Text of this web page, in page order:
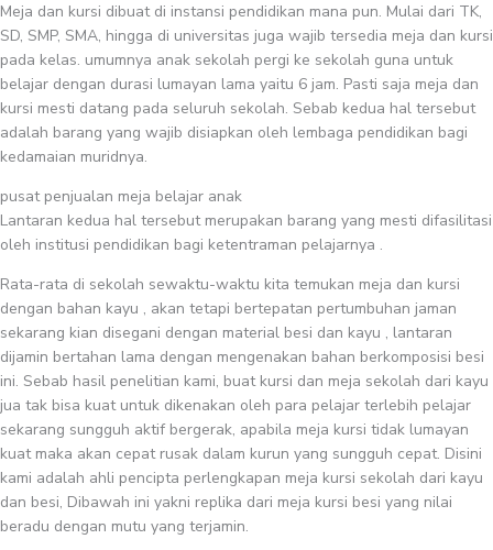
Meja dan kursi dibuat di instansi pendidikan mana pun. Mulai dari TK,
SD, SMP, SMA, hingga di universitas juga wajib tersedia meja dan kursi
pada kelas. umumnya anak sekolah pergi ke sekolah guna untuk
belajar dengan durasi lumayan lama yaitu 6 jam. Pasti saja meja dan
kursi mesti datang pada seluruh sekolah. Sebab kedua hal tersebut
adalah barang yang wajib disiapkan oleh lembaga pendidikan bagi
kedamaian muridnya.
pusat penjualan meja belajar anak
Lantaran kedua hal tersebut merupakan barang yang mesti difasilitasi
oleh institusi pendidikan bagi ketentraman pelajarnya .
Rata-rata di sekolah sewaktu-waktu kita temukan meja dan kursi
dengan bahan kayu , akan tetapi bertepatan pertumbuhan jaman
sekarang kian disegani dengan material besi dan kayu , lantaran
dijamin bertahan lama dengan mengenakan bahan berkomposisi besi
ini. Sebab hasil penelitian kami, buat kursi dan meja sekolah dari kayu
jua tak bisa kuat untuk dikenakan oleh para pelajar terlebih pelajar
sekarang sungguh aktif bergerak, apabila meja kursi tidak lumayan
kuat maka akan cepat rusak dalam kurun yang sungguh cepat. Disini
kami adalah ahli pencipta perlengkapan meja kursi sekolah dari kayu
dan besi, Dibawah ini yakni replika dari meja kursi besi yang nilai
beradu dengan mutu yang terjamin.